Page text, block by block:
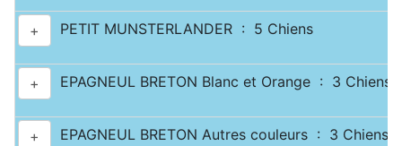
+ PETIT MUNSTERLANDER : 5 Chiens
+ EPAGNEUL BRETON Blanc et Orange : 3 Chiens
+ EPAGNEUL BRETON Autres couleurs : 3 Chiens